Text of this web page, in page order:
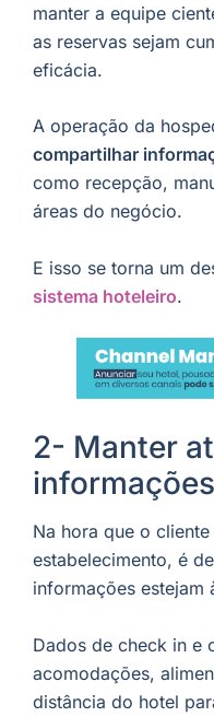
manter a equipe
as reservas sejam
eficácia.
A operação da
compartilhar
como recepção,
áreas do negócio.
E isso se torna um
sistema hoteleiro.
2- Manter
Na hora que o
estabelecimento, é
informações estejam
Dados de check in e
acomodações,
distância do hotel